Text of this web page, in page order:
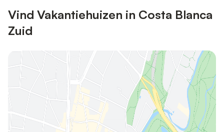
Vind Vakantiehuizen in Costa Blanca
Zuid